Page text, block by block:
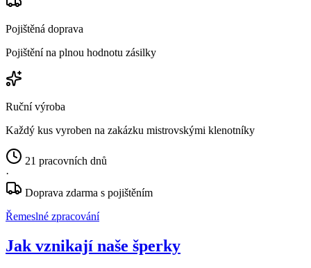
Pojištěná doprava
Pojištění na plnou hodnotu zásilky
Ruční výroba
Každý kus vyroben na zakázku mistrovskými klenotníky
21 pracovních dnů
·
Doprava zdarma s pojištěním
Řemeslné zpracování
Jak vznikají naše šperky